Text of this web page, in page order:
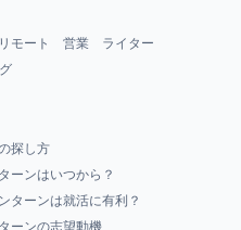
モート 営業
ライター
探し方
ーンはいつから？
ターンは就活に有利？
ーンの志望動機